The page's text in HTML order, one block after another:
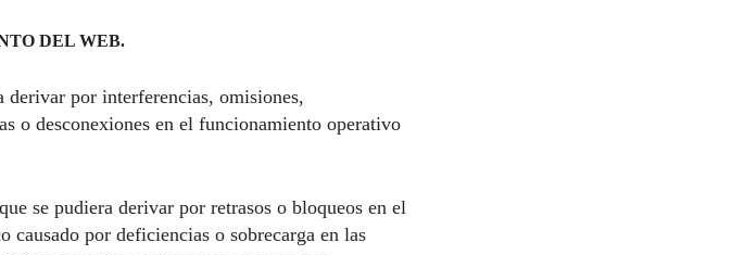
DEL WEB.
derivar por interferencias, omisiones,
o desconexiones en el funcionamiento operativo
se pudiera derivar por retrasos o bloqueos en el
causado por deficiencias o sobrecarga en las